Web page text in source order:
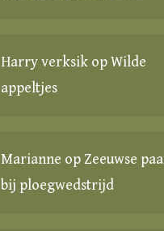
Harry verksik opWilde
appeltjes
Marianne opZeeuwse
bij ploegwedstrijd